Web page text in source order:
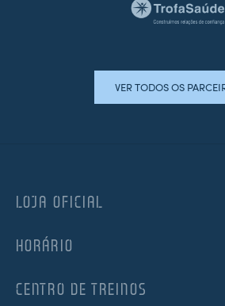
VER TODOS OS
LOJA OFICIAL
HORÁRIO
CENTRO DE TREINOS